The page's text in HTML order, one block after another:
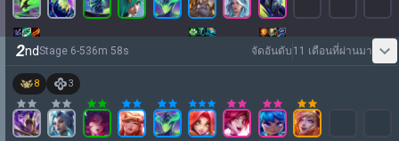
2ndStage 6-536m 58s จัดอันดับ 11 เดือนที่ผ่านมา
8 3